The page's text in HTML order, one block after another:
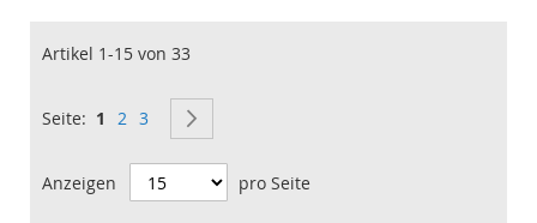
Artikel 1-15 von 33
Seite Sie lesen gerade Seite
1 Seite
2 Seite
3
Anzeigen pro Seite